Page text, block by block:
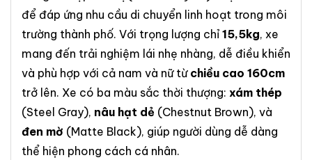
để đáp ứng nhu cầu di chuyển linh hoạt trong môi
trường thành phố. Với trọng lượng chỉ 15,5kg, xe
mang đến trải nghiệm lái nhẹ nhàng, dễ điều khiển
và phù hợp với cả nam và nữ từ chiều cao 160cm
trở lên. Xe có ba màu sắc thời thượng: xám thép
(Steel Gray), nâu hạt dẻ (Chestnut Brown), và
đen mờ (Matte Black), giúp người dùng dễ dàng
thể hiện phong cách cá nhân.